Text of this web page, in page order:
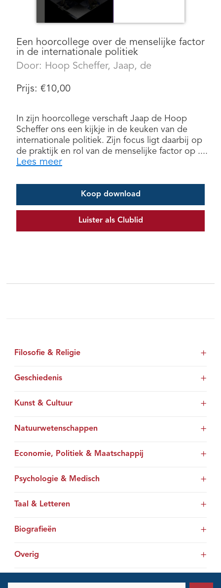
Een hoorcollege over de menselijke factor
in de internationale politiek
Door: Hoop Scheffer, Jaap, de
Prijs: €10,00
In zijn hoorcollege verschaft Jaap de Hoop
Scheffer ons een kijkje in de keuken van de
internationale politiek. Zijn focus ligt daarbij op
de praktijk en rol van de menselijke factor op ....
Lees meer
Koop download
Luister als Clublid
Filosofie & Religie
Geschiedenis
Kunst & Cultuur
Natuurwetenschappen
Economie, Politiek & Maatschappij
Psychologie & Medisch
Taal & Letteren
Biografieën
Overig